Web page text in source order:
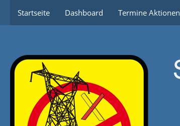
Startseite Dashboard Termine Aktionen